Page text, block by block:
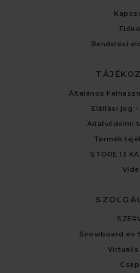
Rendelési
Általános
Elállási jog
Adatvédelmi
Termék
STORE 13
Snowboard és
Virtuális